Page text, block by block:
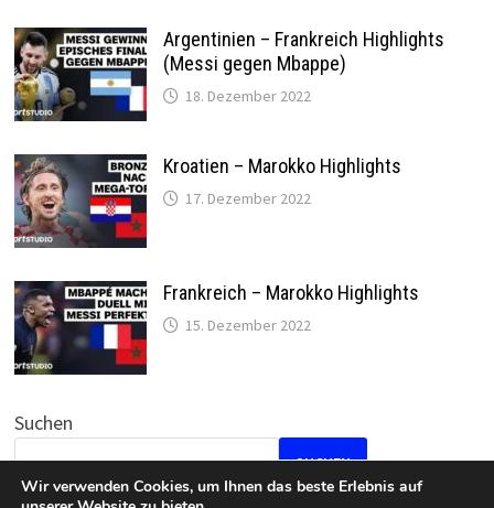
Argentinien – Frankreich Highlights
(Messi gegen Mbappe)
18. Dezember 2022
Kroatien – Marokko Highlights
17. Dezember 2022
Frankreich – Marokko Highlights
15. Dezember 2022
Suchen
SUCHEN
Wir verwenden Cookies, um Ihnen das beste Erlebnis auf